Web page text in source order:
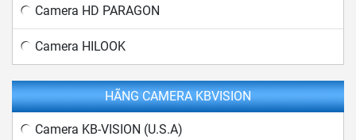
Camera HD PARAGON
Camera HILOOK
HÃNG CAMERA KBVISION
Camera KB-VISION (U.S.A)